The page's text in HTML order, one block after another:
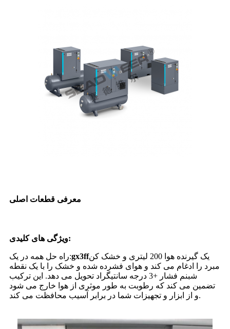
معرفی قطعات اصلی
ویژگی های کلیدی:
راه حل همه در یک:gx3ffیک گیرنده هوا 200 لیتری و خشک کن
مبرد را ادغام می کند و هوای فشرده شده و خشک را با یک نقطه
شبنم فشار +3 درجه سانتیگراد تحویل می دهد. این ترکیب
تضمین می کند که رطوبت به طور موثری از هوا خارج می شود
و از ابزار و تجهیزات شما در برابر آسیب محافظت می کند.